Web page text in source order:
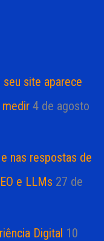
site aparece
medir 4 de agosto
nas respostas de
e LLMs 27 de
Digital 10